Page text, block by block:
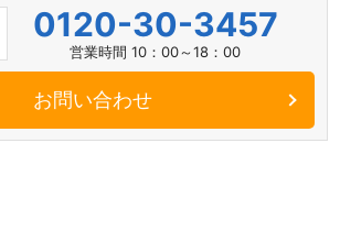
0120-30-3457
営業時間 10：00～18：00
お問い合わせ